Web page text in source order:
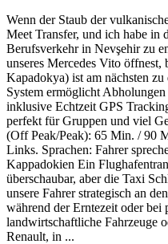
Wenn der Staub der
Meet Transfer, und ich habe in
Berufsverkehr in Nevşehir zu
unseres Mercedes Vito
Kapadokya) ist am nächsten
System ermöglicht
inklusive Echtzeit GPS
perfekt für Gruppen und viel
(Off Peak/Peak): 65 Min. / 90
Links. Sprachen: Fahrer
Kappadokien Ein
überschaubar, aber die Taxi
unsere Fahrer strategisch an
während der Erntezeit oder
landwirtschaftliche Fahrzeuge
Renault, in ...